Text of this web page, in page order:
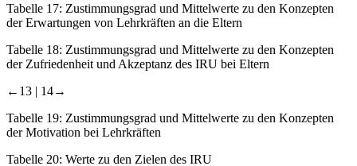
Tabelle 17: Zustimmungsgrad und Mittelwerte zu den Konzepten
der Erwartungen von Lehrkräften an die Eltern
Tabelle 18: Zustimmungsgrad und Mittelwerte zu den Konzepten
der Zufriedenheit und Akzeptanz des IRU bei Eltern
←13 | 14→
Tabelle 19: Zustimmungsgrad und Mittelwerte zu den Konzepten
der Motivation bei Lehrkräften
Tabelle 20: Werte zu den Zielen des IRU